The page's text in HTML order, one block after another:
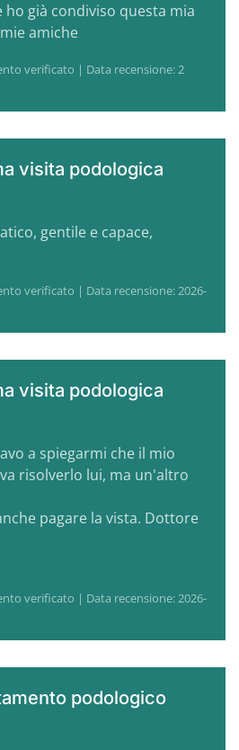
già condiviso questa mia
amiche
verificato | Data recensione: 2
visita podologica
gentile e capace,
verificato | Data recensione: 2026-
visita podologica
a spiegarmi che il mio
risolverlo lui, ma un'altro
pagare la vista. Dottore
verificato | Data recensione: 2026-
podologico